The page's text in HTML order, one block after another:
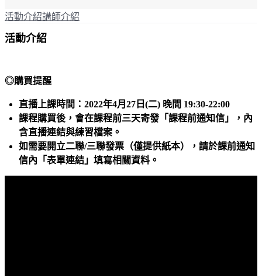
活動介紹講師介紹
活動介紹
◎購買提醒
直播上課時間：2022年4月27日(二) 晚間 19:30-22:00
課程購買後，會在課程前三天寄發「課程前通知信」，內
含直播連結與練習檔案。
如需要開立二聯/三聯發票（僅提供紙本），請於課前通知
信內「表單連結」填寫相關資料。